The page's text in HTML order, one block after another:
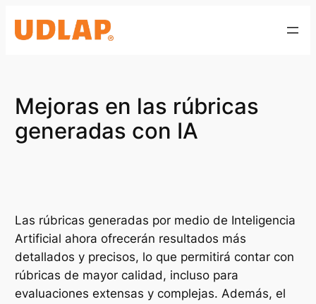
Mejoras en las rúbricas
generadas con IA
Las rúbricas generadas por medio de Inteligencia
Artificial ahora ofrecerán resultados más
detallados y precisos, lo que permitirá contar con
rúbricas de mayor calidad, incluso para
evaluaciones extensas y complejas. Además, el